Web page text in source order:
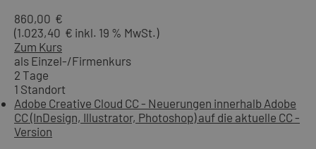
860,00 €
(1.023,40 € inkl. 19 % MwSt.)
Zum Kurs
als Einzel-/Firmenkurs
2 Tage
1 Standort
Adobe Creative Cloud CC - Neuerungen innerhalb Adobe
CC (InDesign, Illustrator, Photoshop) auf die aktuelle CC -
Version